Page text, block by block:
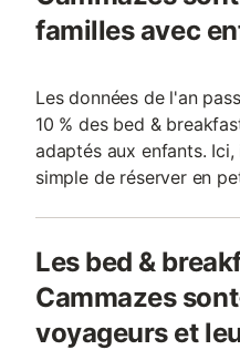
familles avec
Les données de l'an
10 % des bed &
adaptés aux enfants.
simple de réserver en
Les bed &
Cammazes
voyageurs et